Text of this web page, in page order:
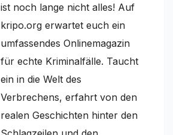
ist noch lange nicht alles! Auf
kripo.org erwartet euch ein
umfassendes Onlinemagazin
für echte Kriminalfälle. Taucht
ein in die Welt des
Verbrechens, erfahrt von den
realen Geschichten hinter den